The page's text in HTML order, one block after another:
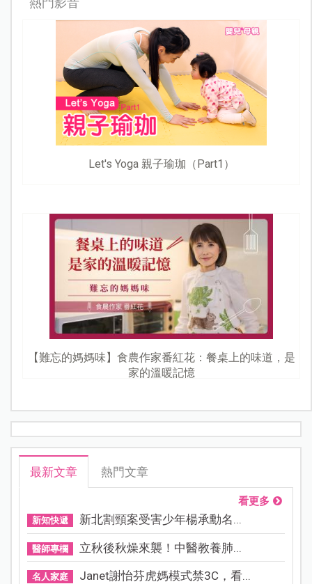
Let's Yoga 親子瑜珈（Part1）
【難忘的媽媽味】食農作家番紅花：餐桌上的味道，是
家的溫暖記憶
最新文章 熱門文章
看更多
新知快遞 新北割頸案受害少年楊承勳名...
醫師專欄 立秋後秋燥來襲！中醫教養肺...
名人家庭 Janet謝怡芬虎媽模式禁3C，看...